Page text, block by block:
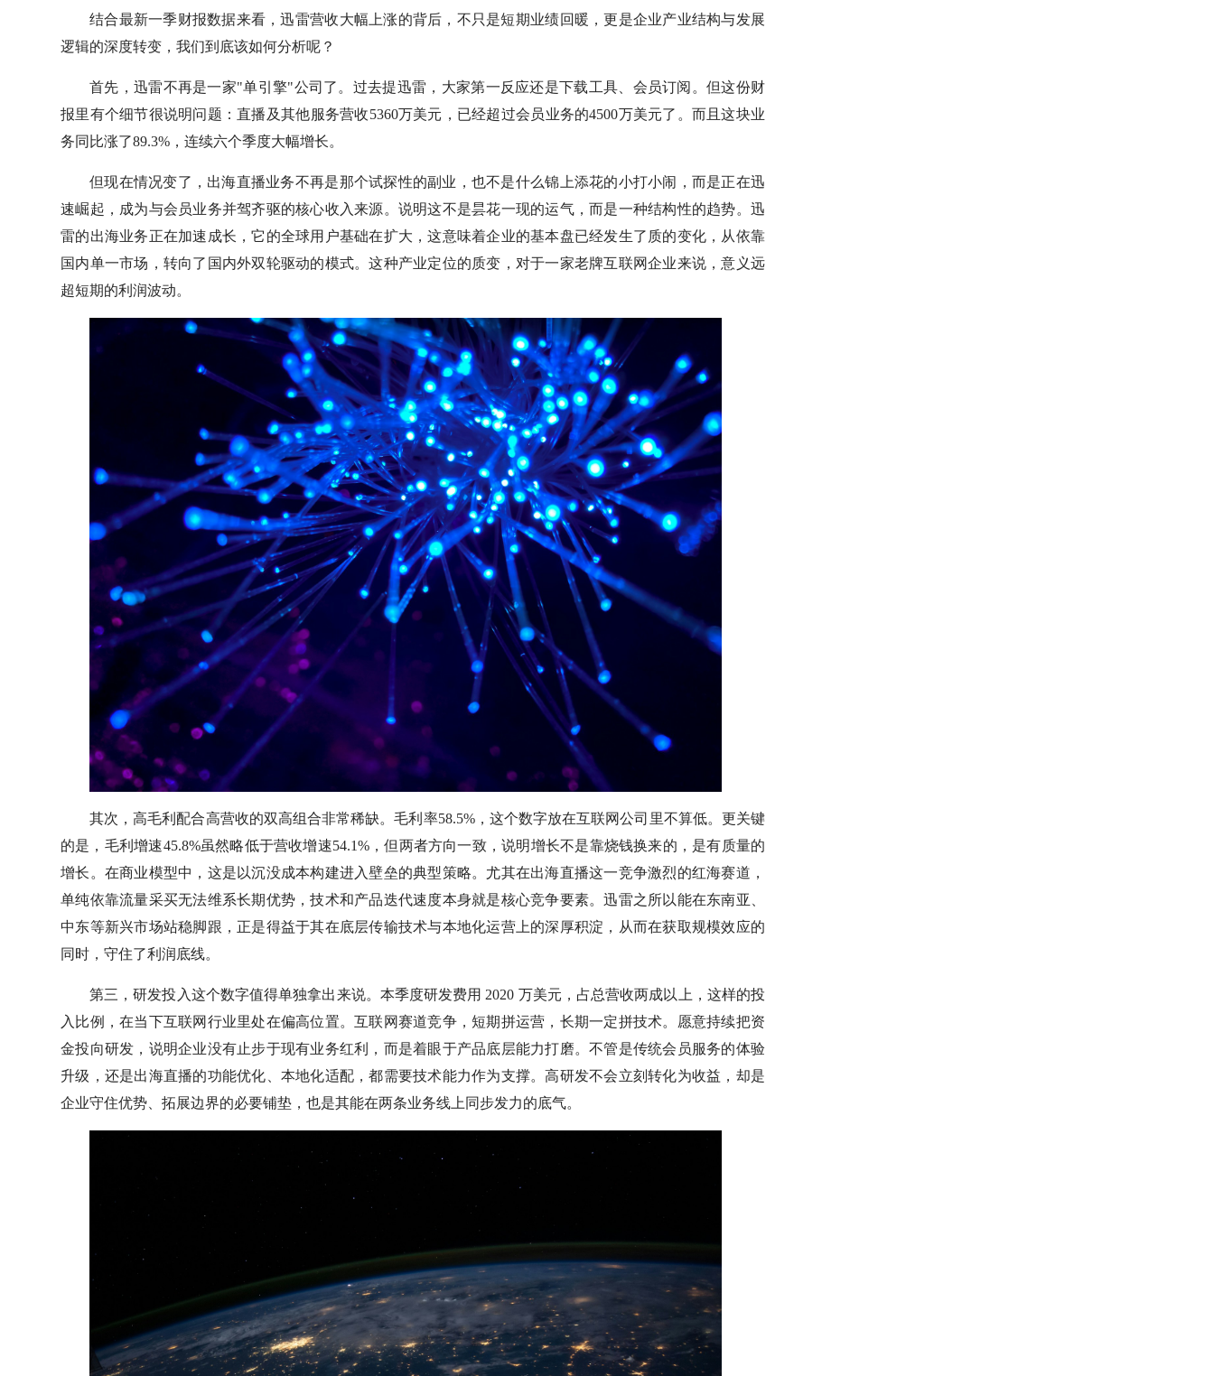
结合最新一季财报数据来看，迅雷营收大幅上涨的背后，不只是短期业绩回暖，更是企业产业结构与发展
逻辑的深度转变，我们到底该如何分析呢？
首先，迅雷不再是一家"单引擎"公司了。过去提迅雷，大家第一反应还是下载工具、会员订阅。但这份财
报里有个细节很说明问题：直播及其他服务营收5360万美元，已经超过会员业务的4500万美元了。而且这块业
务同比涨了89.3%，连续六个季度大幅增长。
但现在情况变了，出海直播业务不再是那个试探性的副业，也不是什么锦上添花的小打小闹，而是正在迅
速崛起，成为与会员业务并驾齐驱的核心收入来源。说明这不是昙花一现的运气，而是一种结构性的趋势。迅
雷的出海业务正在加速成长，它的全球用户基础在扩大，这意味着企业的基本盘已经发生了质的变化，从依靠
国内单一市场，转向了国内外双轮驱动的模式。这种产业定位的质变，对于一家老牌互联网企业来说，意义远
超短期的利润波动。
其次，高毛利配合高营收的双高组合非常稀缺。毛利率58.5%，这个数字放在互联网公司里不算低。更关键
的是，毛利增速45.8%虽然略低于营收增速54.1%，但两者方向一致，说明增长不是靠烧钱换来的，是有质量的
增长。在商业模型中，这是以沉没成本构建进入壁垒的典型策略。尤其在出海直播这一竞争激烈的红海赛道，
单纯依靠流量采买无法维系长期优势，技术和产品迭代速度本身就是核心竞争要素。迅雷之所以能在东南亚、
中东等新兴市场站稳脚跟，正是得益于其在底层传输技术与本地化运营上的深厚积淀，从而在获取规模效应的
同时，守住了利润底线。
第三，研发投入这个数字值得单独拿出来说。本季度研发费用 2020 万美元，占总营收两成以上，这样的投
入比例，在当下互联网行业里处在偏高位置。互联网赛道竞争，短期拼运营，长期一定拼技术。愿意持续把资
金投向研发，说明企业没有止步于现有业务红利，而是着眼于产品底层能力打磨。不管是传统会员服务的体验
升级，还是出海直播的功能优化、本地化适配，都需要技术能力作为支撑。高研发不会立刻转化为收益，却是
企业守住优势、拓展边界的必要铺垫，也是其能在两条业务线上同步发力的底气。